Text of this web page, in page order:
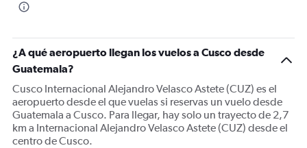
¿A qué aeropuerto llegan los vuelos a Cusco desde
Guatemala?
Cusco Internacional Alejandro Velasco Astete (CUZ) es el
aeropuerto desde el que vuelas si reservas un vuelo desde
Guatemala a Cusco. Para llegar, hay solo un trayecto de 2,7
km a Internacional Alejandro Velasco Astete (CUZ) desde el
centro de Cusco.